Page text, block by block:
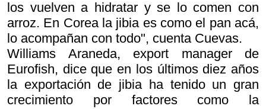
los vuelven a hidratar y se lo comen con
arroz. En Corea la jibia es como el pan acá,
lo acompañan con todo", cuenta Cuevas.
Williams Araneda, export manager de
Eurofish, dice que en los últimos diez años
la exportación de jibia ha tenido un gran
crecimiento por factores como la